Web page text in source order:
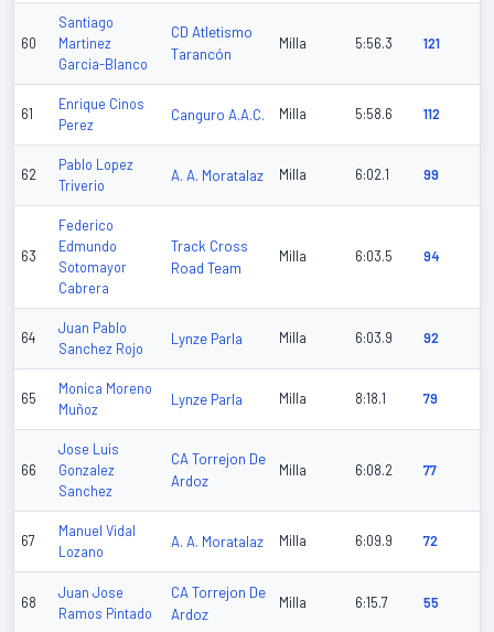
60
Santiago
Martinez
Garcia-Blanco
CD Atletismo
Tarancón
Milla 5:56.3 121
61
Enrique Cinos
Perez
Canguro A.A.C. Milla 5:58.6 112
62
Pablo Lopez
Triverio
A. A. Moratalaz Milla 6:02.1 99
63
Federico
Edmundo
Sotomayor
Cabrera
Track Cross
Road Team
Milla 6:03.5 94
64
Juan Pablo
Sanchez Rojo
Lynze Parla Milla 6:03.9 92
65
Monica Moreno
Muñoz
Lynze Parla Milla 8:18.1 79
66
Jose Luis
Gonzalez
Sanchez
CA Torrejon De
Ardoz
Milla 6:08.2 77
67
Manuel Vidal
Lozano
A. A. Moratalaz Milla 6:09.9 72
68
Juan Jose
Ramos Pintado
CA Torrejon De
Ardoz
Milla 6:15.7 55